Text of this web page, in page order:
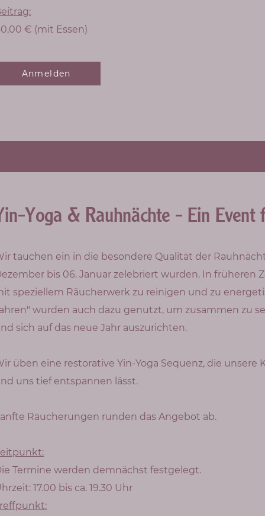
€ (mit Essen)
Anmelden
Yoga & Rauhnächte - Ein Event
tauchen ein in die besondere Qualität der
bis 06. Januar zelebriert wurden. In früheren
speziellem Räucherwerk zu reinigen und zu
wurden auch dazu genutzt, um zusammen zu
sich auf das neue Jahr auszurichten.
üben eine restorative Yin-Yoga Sequenz, die unsere
uns tief entspannen lässt.
Räucherungen runden das Angebot ab.
Termine werden demnächst festgelegt.
17.00 bis ca. 19.30 Uhr